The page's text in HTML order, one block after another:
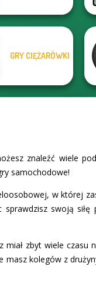
GRY CIĘŻARÓWKI
znaleźć wiele
samochodowe!
w której
swoją
miał zbyt wiele czasu
masz kolegów z